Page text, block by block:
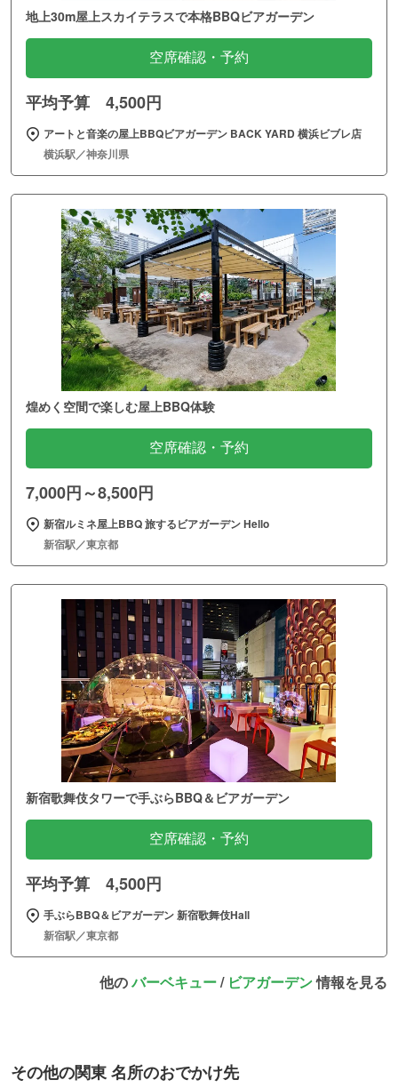
地上30m屋上スカイテラスで本格BBQビアガーデン
空席確認・予約
平均予算 4,500円
アートと音楽の屋上BBQビアガーデン BACK YARD 横浜ビブレ店
横浜駅／神奈川県
煌めく空間で楽しむ屋上BBQ体験
空席確認・予約
7,000円～8,500円
新宿ルミネ屋上BBQ 旅するビアガーデン Hello
新宿駅／東京都
新宿歌舞伎タワーで手ぶらBBQ＆ビアガーデン
空席確認・予約
平均予算 4,500円
手ぶらBBQ＆ビアガーデン 新宿歌舞伎Hall
新宿駅／東京都
他のバーベキュー/ ビアガーデン情報を見る
その他の関東 名所のおでかけ先